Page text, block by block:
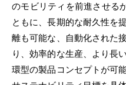
のモビリティを前進させる
ともに、長期的な耐久性を
離も可能な、自動化された
り、効率的な生産、より長
環型の製品コンセプトが可